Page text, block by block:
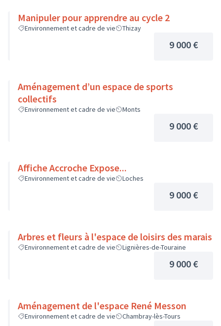
Manipuler pour apprendre au cycle 2
Environnement et cadre de vie Thizay
9 000 €
Aménagement d’un espace de sports
collectifs
Environnement et cadre de vie Monts
9 000 €
Affiche Accroche Expose...
Environnement et cadre de vie Loches
9 000 €
Arbres et fleurs à l'espace de loisirs des marais
Environnement et cadre de vie Lignières-de-Touraine
9 000 €
Aménagement de l'espace René Messon
Environnement et cadre de vie Chambray-lès-Tours